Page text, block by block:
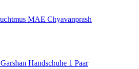
Chyavanprash
Garshan Handschuhe 1 Paar